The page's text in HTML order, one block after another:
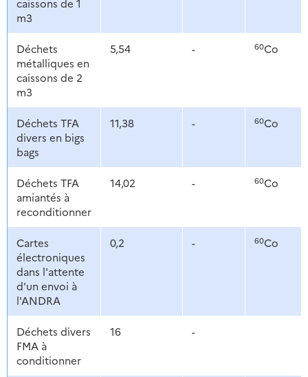
caissons de 1
m3
Déchets
métalliques en
caissons de 2
m3
5,54 - 60Co
Déchets TFA
divers en bigs
bags
11,38 - 60Co
Déchets TFA
amiantés à
reconditionner
14,02 - 60Co
Cartes
électroniques
dans l'attente
d'un envoi à
l'ANDRA
0,2 - 60Co
Déchets divers
FMA à
conditionner
16 -